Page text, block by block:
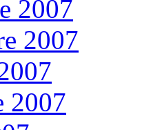
2007
2007
2007